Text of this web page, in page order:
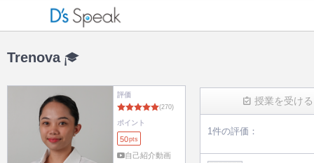
Trenova
評価
ポイント
50pts
自己紹介動画
授業を受ける
1件の評価：